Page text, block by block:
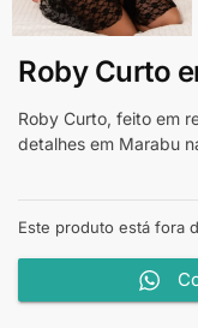
Roby Curto
Roby Curto, feito em
detalhes em Marabu
Este produto está fora